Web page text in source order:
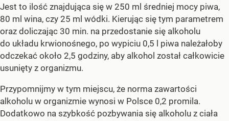
Jest to ilość znajdująca się w 250 ml średniej mocy piwa,
80 ml wina, czy 25 ml wódki. Kierując się tym parametrem
oraz doliczając 30 min. na przedostanie się alkoholu
do układu krwionośnego, po wypiciu 0,5 l piwa należałoby
odczekać około 2,5 godziny, aby alkohol został całkowicie
usunięty z organizmu.
Przypomnijmy w tym miejscu, że norma zawartości
alkoholu w organizmie wynosi w Polsce 0,2 promila.
Dodatkowo na szybkość pozbywania się alkoholu z ciała